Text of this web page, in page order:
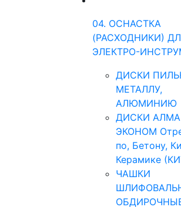
04. ОСНАСТКА
(РАСХОДНИКИ)
ЭЛЕКТРО-
ДИСКИ
МЕТАЛЛУ,
АЛЮМИНИЮ
ДИСКИ
ЭКОНОМ
по, Бетону,
Керамике
ЧАШКИ